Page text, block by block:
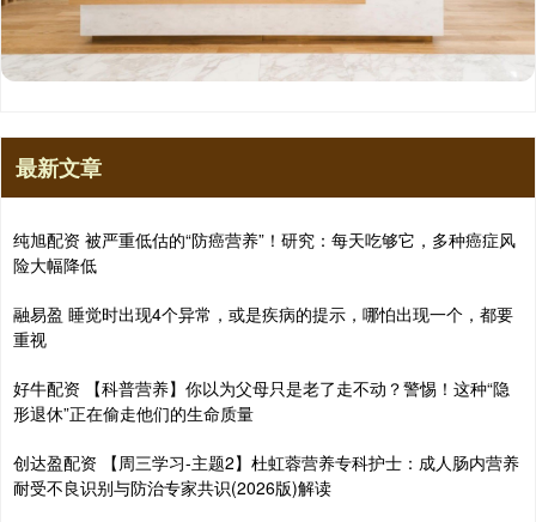
最新文章
纯旭配资 被严重低估的“防癌营养”！研究：每天吃够它，多种癌症风
险大幅降低
融易盈 睡觉时出现4个异常，或是疾病的提示，哪怕出现一个，都要
重视
好牛配资 【科普营养】你以为父母只是老了走不动？警惕！这种“隐
形退休”正在偷走他们的生命质量
创达盈配资 【周三学习-主题2】杜虹蓉营养专科护士：成人肠内营养
耐受不良识别与防治专家共识(2026版)解读